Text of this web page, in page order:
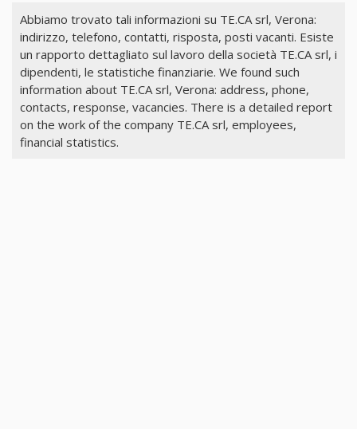
Abbiamo trovato tali informazioni su TE.CA srl, Verona:
indirizzo, telefono, contatti, risposta, posti vacanti. Esiste
un rapporto dettagliato sul lavoro della società TE.CA srl, i
dipendenti, le statistiche finanziarie. We found such
information about TE.CA srl, Verona: address, phone,
contacts, response, vacancies. There is a detailed report
on the work of the company TE.CA srl, employees,
financial statistics.